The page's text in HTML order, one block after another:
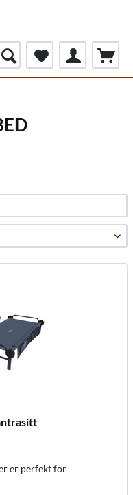
er perfekt for